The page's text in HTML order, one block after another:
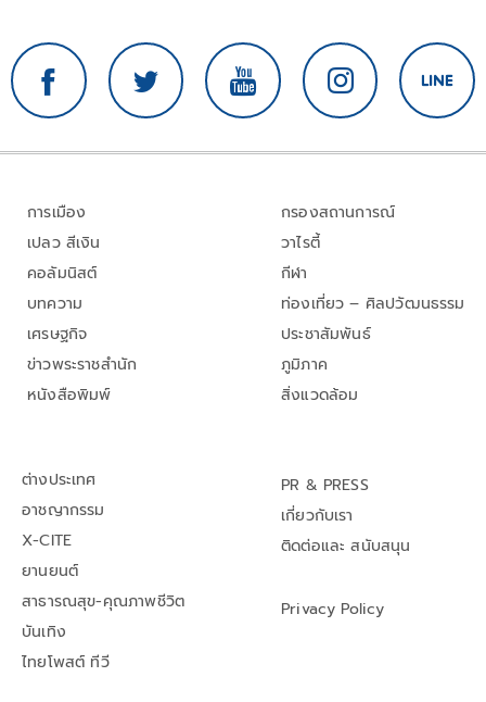
การเมือง
เปลว สีเงิน
คอลัมนิสต์
บทความ
เศรษฐกิจ
ข่าวพระราชสำนัก
หนังสือพิมพ์
กรองสถานการณ์
วาไรตี้
กีฬา
ท่องเที่ยว – ศิลปวัฒนธรรม
ประชาสัมพันธ์
ภูมิภาค
สิ่งแวดล้อม
ต่างประเทศ
อาชญากรรม
X-CITE
ยานยนต์
สาธารณสุข-คุณภาพชีวิต
บันเทิง
ไทยโพสต์ ทีวี
PR & PRESS
เกี่ยวกับเรา
ติดต่อและ สนับสนุน
Privacy Policy